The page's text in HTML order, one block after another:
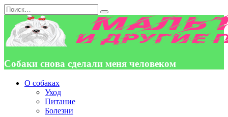
Перейти
к
содержанию
Search
for:
Собаки снова сделали меня человеком
О собаках
Уход
Питание
Болезни